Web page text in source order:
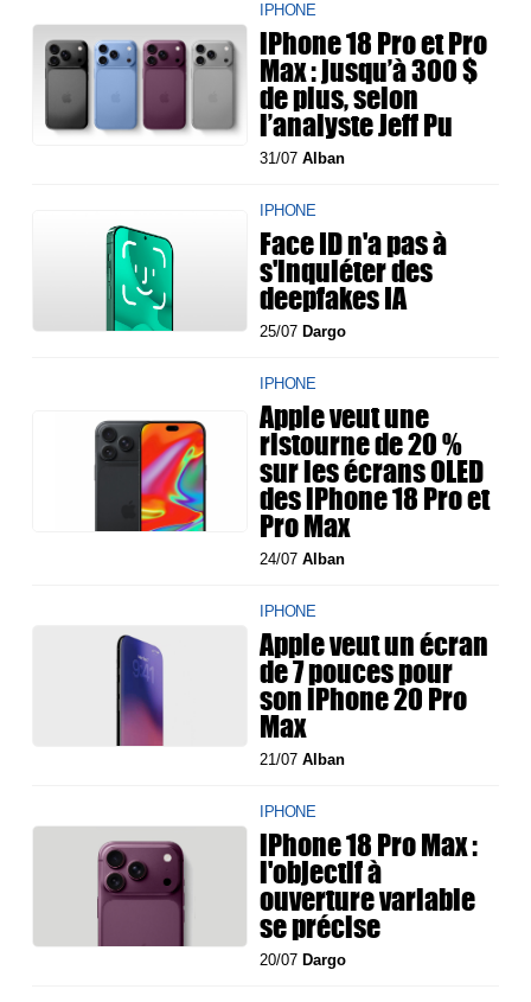
IPHONE
iPhone 18 Pro et Pro
Max : jusqu’à 300 $
de plus, selon
l’analyste Jeff Pu
31/07Alban
IPHONE
Face ID n'a pas à
s'inquiéter des
deepfakes IA
25/07 Dargo
IPHONE
Apple veut une
ristourne de 20 %
sur les écrans OLED
des iPhone 18 Pro et
Pro Max
24/07Alban
IPHONE
Apple veut un écran
de 7 pouces pour
son iPhone 20 Pro
Max
21/07Alban
IPHONE
iPhone 18 Pro Max :
l'objectif à
ouverture variable
se précise
20/07 Dargo